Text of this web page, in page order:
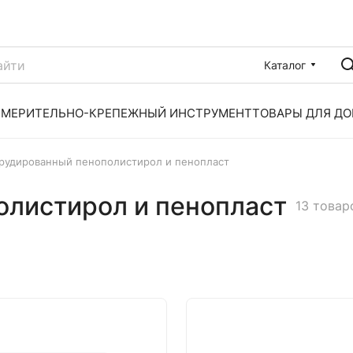
Каталог
КРЕПЕЖНЫЙ ИНСТРУМЕНТТОВАРЫ ДЛЯ
пенополистирол и пенопласт
и пенопласт 13